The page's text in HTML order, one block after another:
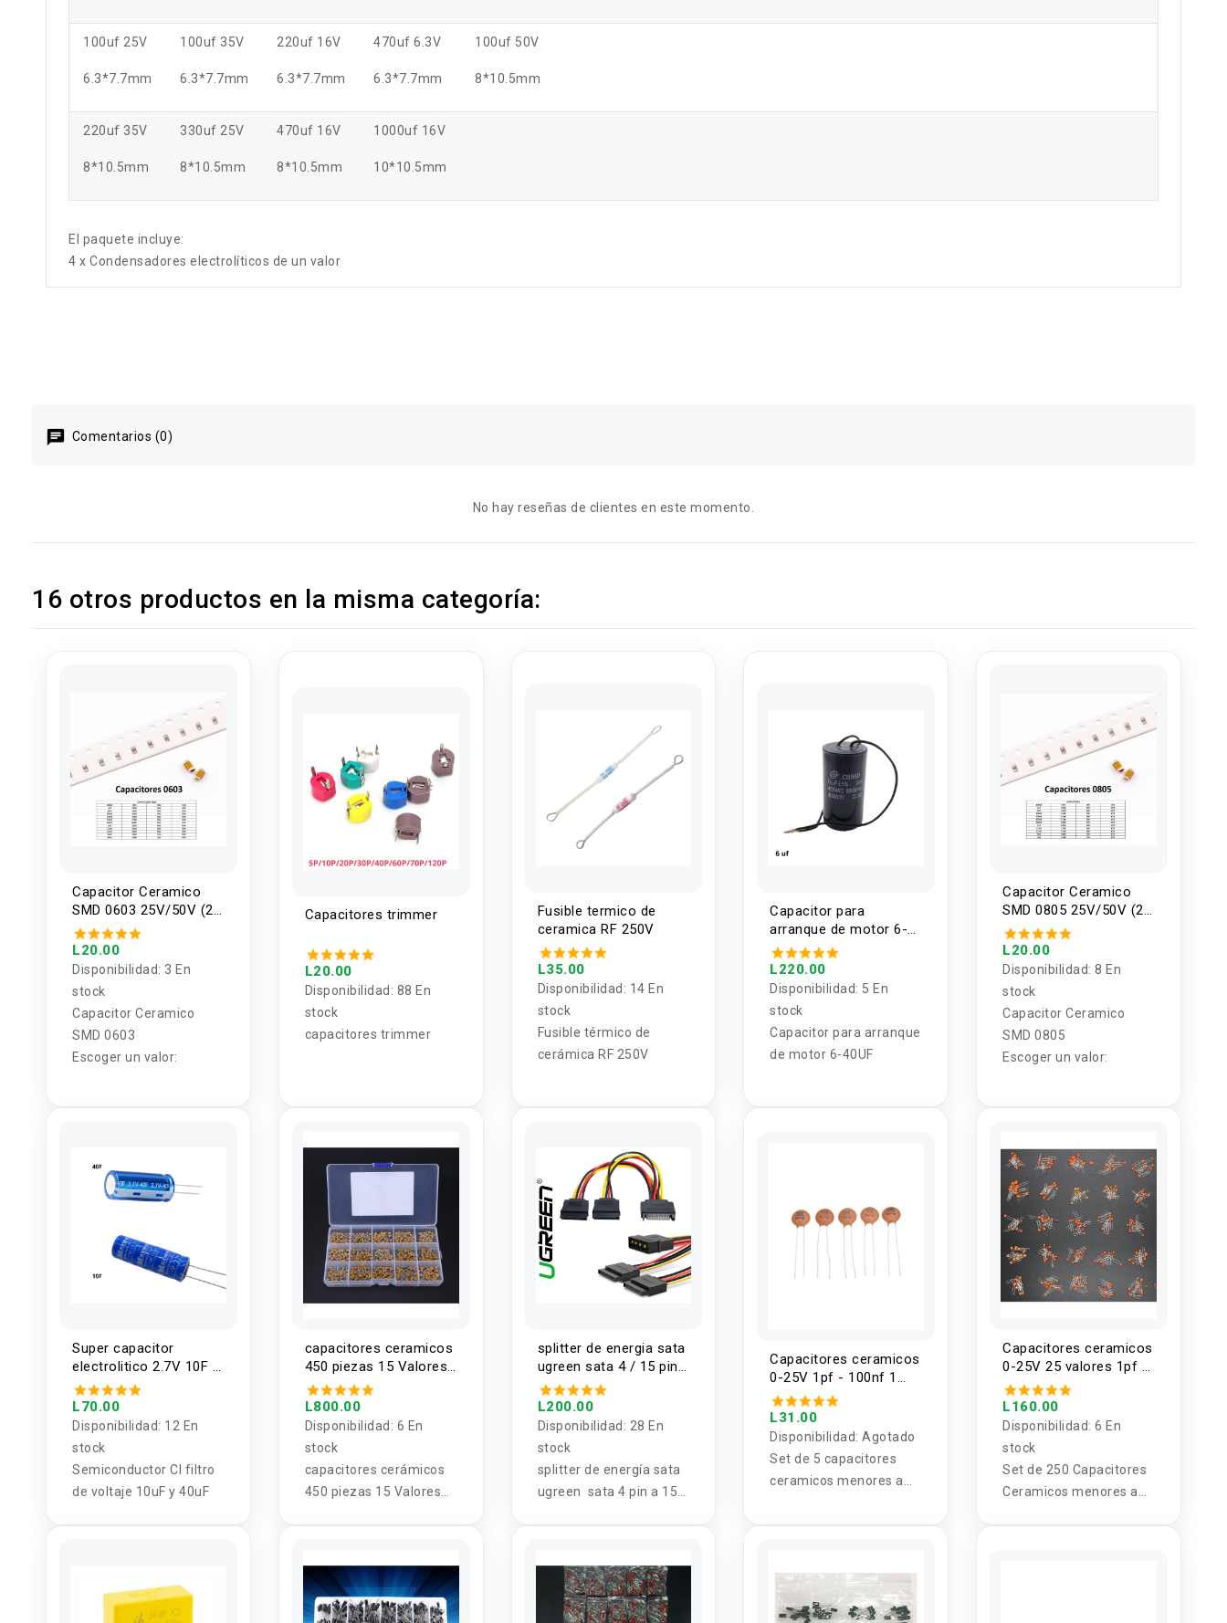
100uf 25V
6.3*7.7mm
100uf 35V
6.3*7.7mm
220uf 16V
6.3*7.7mm
470uf 6.3V
6.3*7.7mm
100uf 50V
8*10.5mm
220uf 35V
8*10.5mm
330uf 25V
8*10.5mm
470uf 16V
8*10.5mm
1000uf 16V
10*10.5mm
El paquete incluye:
4 x Condensadores electrolíticos de un valor
Comentarios (0)
No hay reseñas de clientes en este momento.
16 otros productos en la misma categoría:
Capacitor Ceramico
SMD 0603 25V/50V (2
Unidades)
L20.00
Disponibilidad: 3 En
stock
Capacitor Ceramico
SMD 0603
Escoger un valor:
Capacitores trimmer
L20.00
Disponibilidad: 88 En
stock
capacitores trimmer
Fusible termico de
ceramica RF 250V
L35.00
Disponibilidad: 14 En
stock
Fusible térmico de
cerámica RF 250V
Capacitor para
arranque de motor 6-
40UF
L220.00
Disponibilidad: 5 En
stock
Capacitor para arranque
de motor 6-40UF
Capacitor Ceramico
SMD 0805 25V/50V (2
Unidades)
L20.00
Disponibilidad:8 En
stock
Capacitor Ceramico
SMD 0805
Escoger un valor:
Super capacitor
electrolitico 2.7V 10F y
40F
L70.00
Disponibilidad: 12 En
stock
Semiconductor CI filtro
de voltaje 10uF y 40uF
capacitores ceramicos
450 piezas 15 Valores
L800.00
Disponibilidad: 6 En
stock
capacitores cerámicos
450 piezas 15 Valores
splitter de energia sata
ugreen sata 4 / 15 pin
a 15 pin
L200.00
Disponibilidad: 28 En
stock
splitter de energía sata
ugreen sata 4 pin a 15
Capacitores ceramicos
0-25V 1pf - 100nf 1
valor (5U)
L31.00
Disponibilidad:Agotado
Set de 5 capacitores
ceramicos menores a
Capacitores ceramicos
0-25V 25 valores 1pf -
100nf (250 unidades)
L160.00
Disponibilidad:6 En
stock
Set de 250 Capacitores
Ceramicos menores a